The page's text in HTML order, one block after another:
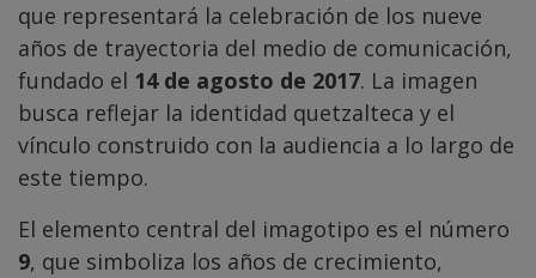
que representará la celebración de los nueve
años de trayectoria del medio de comunicación,
fundado el 14 de agosto de 2017. La imagen
busca reflejar la identidad quetzalteca y el
vínculo construido con la audiencia a lo largo de
este tiempo.
El elemento central del imagotipo es el número
9, que simboliza los años de crecimiento,